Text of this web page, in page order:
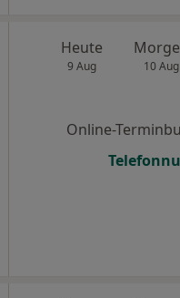
Heute
9 Aug 10 Aug
Online-